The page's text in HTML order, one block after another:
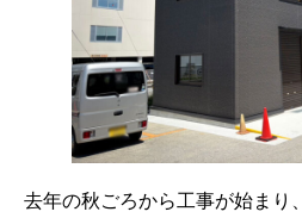
去年の秋ごろから工事が始まり